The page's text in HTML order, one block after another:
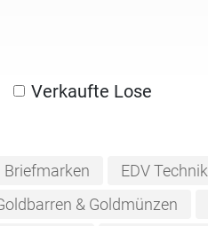
Verkaufte Lose
Briefmarken
EDV Technik
& Goldmünzen